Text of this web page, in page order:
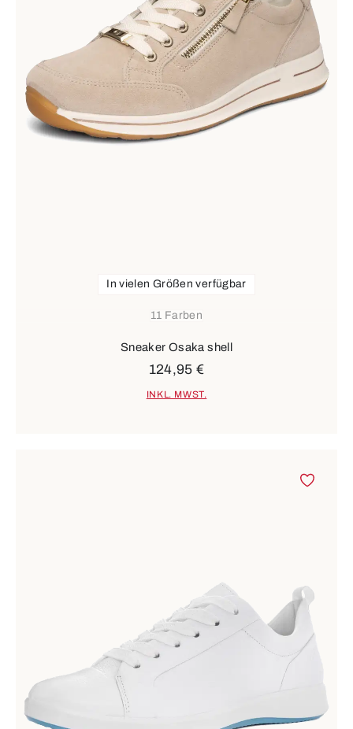
11 Farben
In vielen Größen verfügbar
Sneaker Osaka shell
124,95 €
INKL. MWST.